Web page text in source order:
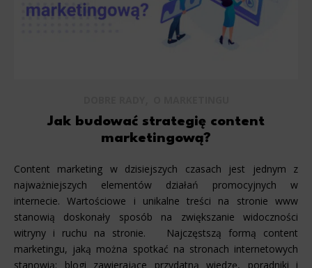
Jak budować strategię content
marketingową?
Content marketing w dzisiejszych czasach jest jednym z
najważniejszych elementów działań promocyjnych w
internecie. Wartościowe i unikalne treści na stronie www
stanowią doskonały sposób na zwiększanie widoczności
witryny i ruchu na stronie. Najczęstszą formą content
marketingu, jaką można spotkać na stronach internetowych
stanowią: blogi zawierające przydatną wiedzę, poradniki i